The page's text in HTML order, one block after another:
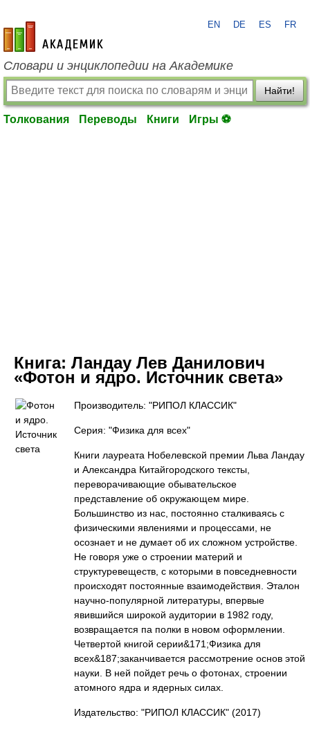
academic.ru
EN DE ES FR
Словари и энциклопедии на Академике
Найти!
Толкования Переводы Книги Игры ⚽
Книга: Ландау Лев Данилович
«Фотон и ядро. Источник света»
Производитель: "РИПОЛ КЛАССИК"
Серия: "Физика для всех"
Книги лауреата Нобелевской премии Льва Ландау
и Александра Китайгородского тексты,
переворачивающие обывательское
представление об окружающем мире.
Большинство из нас, постоянно сталкиваясь с
физическими явлениями и процессами, не
осознает и не думает об их сложном устройстве.
Не говоря уже о строении материй и
структуревеществ, с которыми в повседневности
происходят постоянные взаимодействия. Эталон
научно-популярной литературы, впервые
явившийся широкой аудитории в 1982 году,
возвращается па полки в новом оформлении.
Четвертой книгой серии&171;Физика для
всех&187;заканчивается рассмотрение основ этой
науки. В ней пойдет речь о фотонах, строении
атомного ядра и ядерных силах.
Издательство: "РИПОЛ КЛАССИК" (2017)